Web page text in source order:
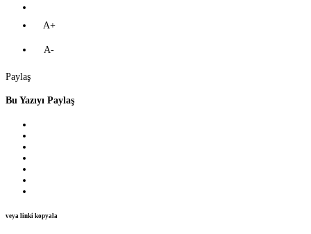
A+
A-
Paylaş
Bu Yazıyı Paylaş
veya linki kopyala